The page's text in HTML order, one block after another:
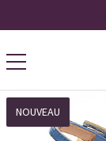
NOUVEAU